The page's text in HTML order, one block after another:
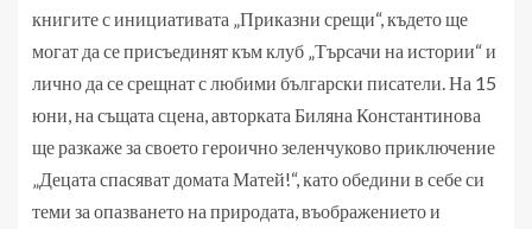
книгите с инициативата „Приказни срещи“, където ще
могат да се присъединят към клуб „Търсачи на истории“ и
лично да се срещнат с любими български писатели. На 15
юни, на същата сцена, авторката Биляна Константинова
ще разкаже за своето героично зеленчуково приключение
„Децата спасяват домата Матей!“, като обедини в себе си
теми за опазването на природата, въображението и